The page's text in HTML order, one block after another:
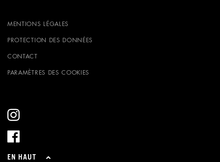
MENTIONS LÉGALES
PROTECTION DES DONNÉES
CONTACT
PARAMÈTRES DES COOKIES
EN HAUT